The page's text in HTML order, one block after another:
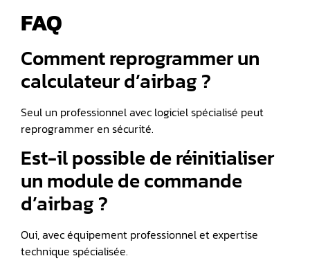
FAQ
Comment reprogrammer un
calculateur d’airbag ?
Seul un professionnel avec logiciel spécialisé peut
reprogrammer en sécurité.
Est-il possible de réinitialiser
un module de commande
d’airbag ?
Oui, avec équipement professionnel et expertise
technique spécialisée.